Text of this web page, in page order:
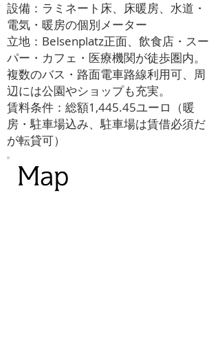
設備：ラミネート床、床暖房、水道・
電気・暖房の個別メーター
立地：Belsenplatz正面、飲食店・スー
パー・カフェ・医療機関が徒歩圏内。
複数のバス・路面電車路線利用可、周
辺には公園やショップも充実。
賃料条件：総額1,445.45ユーロ（暖
房・駐車場込み、駐車場は賃借必須だ
が転貸可）